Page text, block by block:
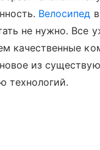
Велосипед
не нужно. Все
качественные
из
технологий.